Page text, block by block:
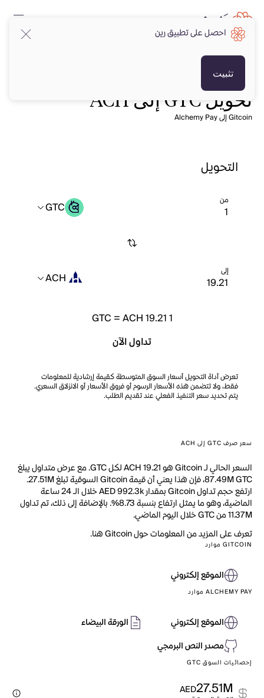
تحويل GTC إلى ACH
Gitcoin إلى Alchemy Pay
التحويل
من GTC
إلى ACH
1
GTC =ACH 19.21
تداول الآن
تعرض أداة التحويل أسعار السوق المتوسطة كقيمة إرشادية للمعلومات
فقط، ولا تتضمن هذه الأسعار الرسوم أو فروق الأسعار أو الانزلاق السعري.
يتم تحديد سعر التنفيذ الفعلي عند تقديم الطلب.
سعر صرف GTC إلى ACH
السعر الحالي لـ Gitcoin هو ACH 19.21 لكل GTC. مع عرض متداول يبلغ
87.49M GTC، فإن هذا يعني أن قيمة Gitcoin السوقية تبلغ 27.51M.
ارتفع حجم تداول Gitcoin بمقدار AED 992.3k خلال الـ 24 ساعة
الماضية، وهو ما يمثل ارتفاع بنسبة 8.73%. بالإضافة إلى ذلك، تم تداول
11.37M من GTC خلال اليوم الماضي.
تعرف على المزيد من المعلومات حول Gitcoin هنا.
GITCOIN موارد
الموقع إلكتروني
ALCHEMY PAY موارد
الموقع إلكتروني
الورقة البيضاء
مصدر النص البرمجي
إحصائيات السوق GTC
27.51M
AED
احصل على تطبيق رين
تثبيت